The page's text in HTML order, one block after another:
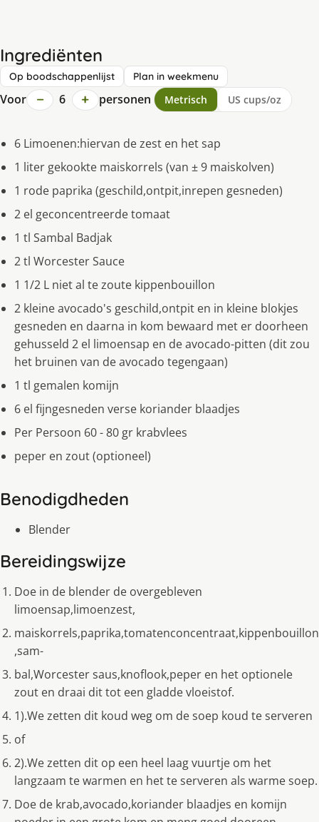
Ingrediënten
Op boodschappenlijst Plan in weekmenu
Voor − 6 + personen Metrisch US cups/oz
6 Limoenen:hiervan de zest en het sap
1 liter gekookte maiskorrels (van ± 9 maiskolven)
1 rode paprika (geschild,ontpit,inrepen gesneden)
2 el geconcentreerde tomaat
1 tl Sambal Badjak
2 tl Worcester Sauce
1 1/2 L niet al te zoute kippenbouillon
2 kleine avocado's geschild,ontpit en in kleine blokjes
gesneden en daarna in kom bewaard met er doorheen
gehusseld 2 el limoensap en de avocado-pitten (dit zou
het bruinen van de avocado tegengaan)
1 tl gemalen komijn
6 el fijngesneden verse koriander blaadjes
Per Persoon 60 - 80 gr krabvlees
peper en zout (optioneel)
Benodigdheden
Blender
Bereidingswijze
Doe in de blender de overgebleven
limoensap,limoenzest,
maiskorrels,paprika,tomatenconcentraat,kippenbouillon
,sam-
bal,Worcester saus,knoflook,peper en het optionele
zout en draai dit tot een gladde vloeistof.
1).We zetten dit koud weg om de soep koud te serveren
of
2).We zetten dit op een heel laag vuurtje om het
langzaam te warmen en het te serveren als warme soep.
Doe de krab,avocado,koriander blaadjes en komijn